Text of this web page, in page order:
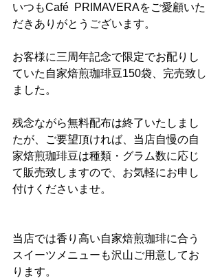
いつもCafé  PRIMAVERAをご愛顧いた
だきありがとうございます。
お客様に三周年記念で限定でお配りし
ていた自家焙煎珈琲豆150袋、完売致し
ました。
残念ながら無料配布は終了いたしまし
たが、ご要望頂ければ、当店自慢の自
家焙煎珈琲豆は種類・グラム数に応じ
て販売致しますので、お気軽にお申し
付けくださいませ。
当店では香り高い自家焙煎珈琲に合う
スイーツメニューも沢山ご用意してお
ります。